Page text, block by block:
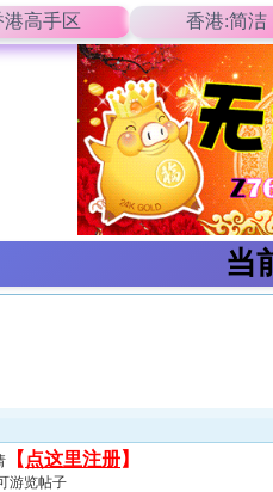
港高手区 香港:简洁
当
【 点这里注册】
游览帖子